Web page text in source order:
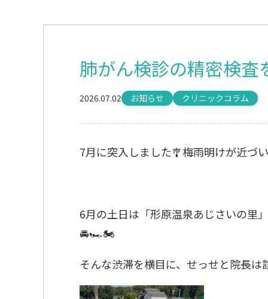
肺がん検診の精密検
2026.07.02 お知らせ クリニックコラム
7月に突入しました🎐梅雨明けが近づ
6月の土日は「形原温泉あじさいの里
🚘🏎🏍
そんな渋滞を横目に、せっせと院長